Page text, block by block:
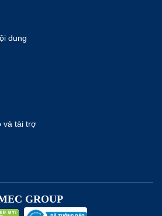
dung
và tài trợ
GROUP